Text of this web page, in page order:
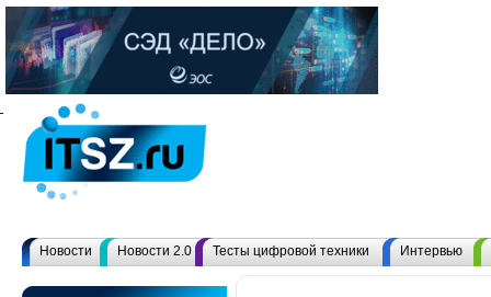
Новости Новости 2.0 Тесты цифровой техники Интервью